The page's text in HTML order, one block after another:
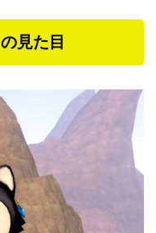
見た目